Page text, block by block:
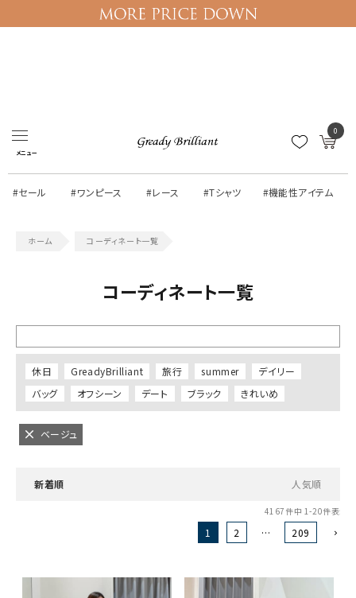
メニュー
0
マイページ
#セール #ワンピース #レース #Tシャツ #機能性アイテム
コーディネート一覧
コーディネート一覧
休日 GreadyBrilliant 旅行 summer
デイリー
バッグ
オフシーン デート ブラック きれいめ
ベージュ
新着順 人気順
4167 件中 1-20件表示
1 2 … 209